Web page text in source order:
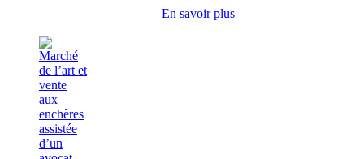
En savoir plus